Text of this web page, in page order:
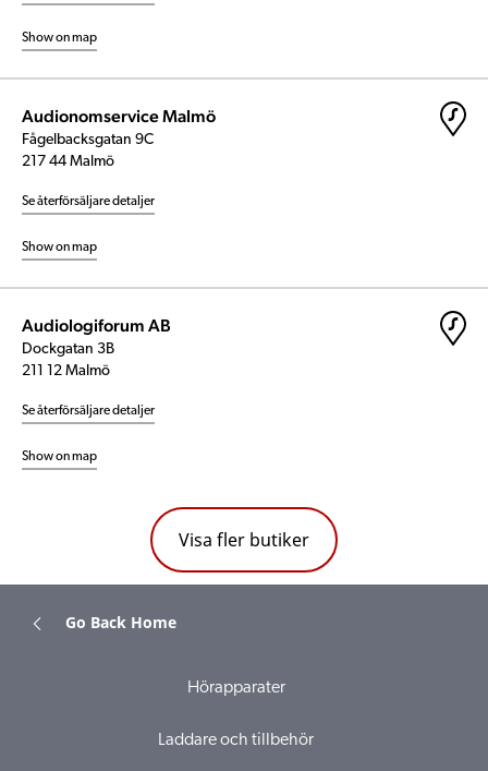
Show on map
Audionomservice Malmö
Fågelbacksgatan 9C
217 44 Malmö
Se återförsäljare detaljer
Show on map
Audiologiforum AB
Dockgatan 3B
211 12 Malmö
Se återförsäljare detaljer
Show on map
Visa fler butiker
Go Back Home
Hörapparater
Laddare och tillbehör